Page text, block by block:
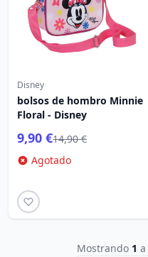
Disney
bolsos de hombro Minnie
Floral - Disney
9,90 €14,90 €
Agotado
Mostrando 1 a